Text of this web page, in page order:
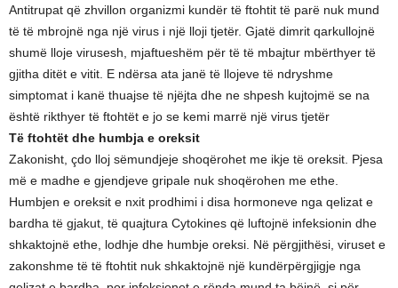
Antitrupat që zhvillon organizmi kundër të ftohtit të parë nuk mund
të të mbrojnë nga një virus i një lloji tjetër. Gjatë dimrit qarkullojnë
shumë lloje virusesh, mjaftueshëm për të të mbajtur mbërthyer të
gjitha ditët e vitit. E ndërsa ata janë të llojeve të ndryshme
simptomat i kanë thuajse të njëjta dhe ne shpesh kujtojmë se na
është rikthyer të ftohtët e jo se kemi marrë një virus tjetër
Të ftohtët dhe humbja e oreksit
Zakonisht, çdo lloj sëmundjeje shoqërohet me ikje të oreksit. Pjesa
më e madhe e gjendjeve gripale nuk shoqërohen me ethe.
Humbjen e oreksit e nxit prodhimi i disa hormoneve nga qelizat e
bardha të gjakut, të quajtura Cytokines që luftojnë infeksionin dhe
shkaktojnë ethe, lodhje dhe humbje oreksi. Në përgjithësi, viruset e
zakonshme të të ftohtit nuk shkaktojnë një kundërpërgjigje nga